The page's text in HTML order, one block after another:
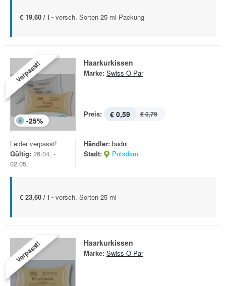
€ 19,60 / l - versch. Sorten 25-ml-Packung
Verpasst!
-25%
Haarkurkissen
Marke: Swiss O Par
Preis: € 0,59 € 0,79
Leider verpasst!
Gültig: 26.04. -
02.05.
Händler: budni
Stadt:
Potsdam
€ 23,60 / l - versch. Sorten 25 ml
Verpasst! Haarkurkissen
Marke: Swiss O Par